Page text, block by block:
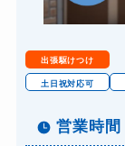
出張駆けつけ
土日祝対応可
営業時間